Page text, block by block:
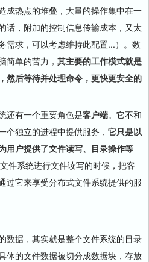
成热点的堆叠，大量的操作集中在一
话，附加的控制信息传输成本，又太
需求，可以考虑维持此配置...）。数
简单的苦力， 其主要的工作模式就是
然后等待并处理命令，更快更安全的
有一个重要角色是客户端。它不和
个独立的进程中提供服务， 它只是以
用户提供了文件读写、目录操作等
件系统进行文件读写的时候，把客
过它来享受分布式文件系统提供的服
据，其实就是整个文件系统的目录
体的文件数据被切分成数据块，存放